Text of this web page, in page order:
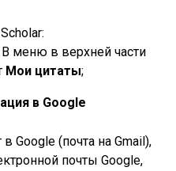
меню в верхней части
Мои цитаты;
в Google
Google (почта на Gmail),
почты Google,